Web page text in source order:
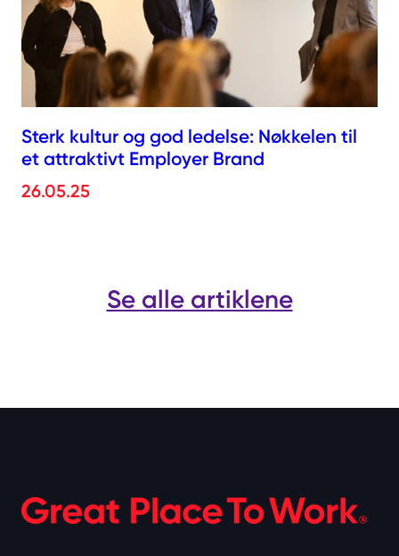
Sterk kultur og god ledelse: Nøkkelen til
et attraktivt Employer Brand
26.05.25
Se alle artiklene